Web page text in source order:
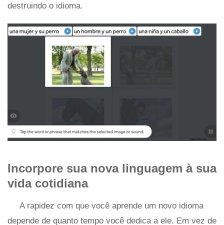
destruindo o idioma.
Incorpore sua nova linguagem à sua
vida cotidiana
A rapidez com que você aprende um novo idioma
depende de quanto tempo você dedica a ele. Em vez de